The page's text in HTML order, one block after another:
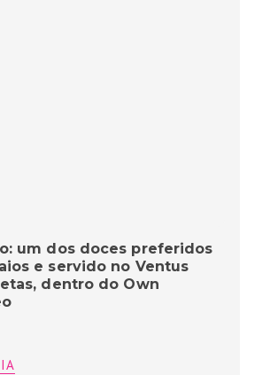
um dos doces preferidos
e servido no Ventus
dentro do Own